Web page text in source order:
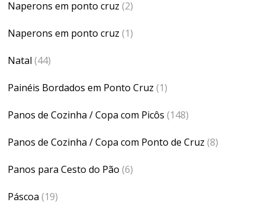
Naperons em ponto cruz (2)
Naperons em ponto cruz (1)
Natal (44)
Painéis Bordados em Ponto Cruz (1)
Panos de Cozinha / Copa com Picôs (148)
Panos de Cozinha / Copa com Ponto de Cruz (8)
Panos para Cesto do Pão (6)
Páscoa (19)